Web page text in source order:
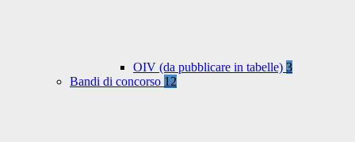
OIV (da pubblicare in tabelle) 3
Bandi di concorso 12